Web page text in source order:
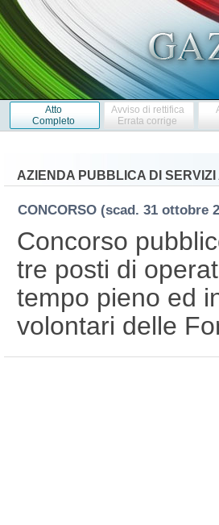
Atto
Completo
Avviso di rettifica
Errata corrige
AZIENDA PUBBLICA DI
CONCORSO (scad. 31 ottobre
Concorso
tre posti di
tempo pieno ed
volontari delle